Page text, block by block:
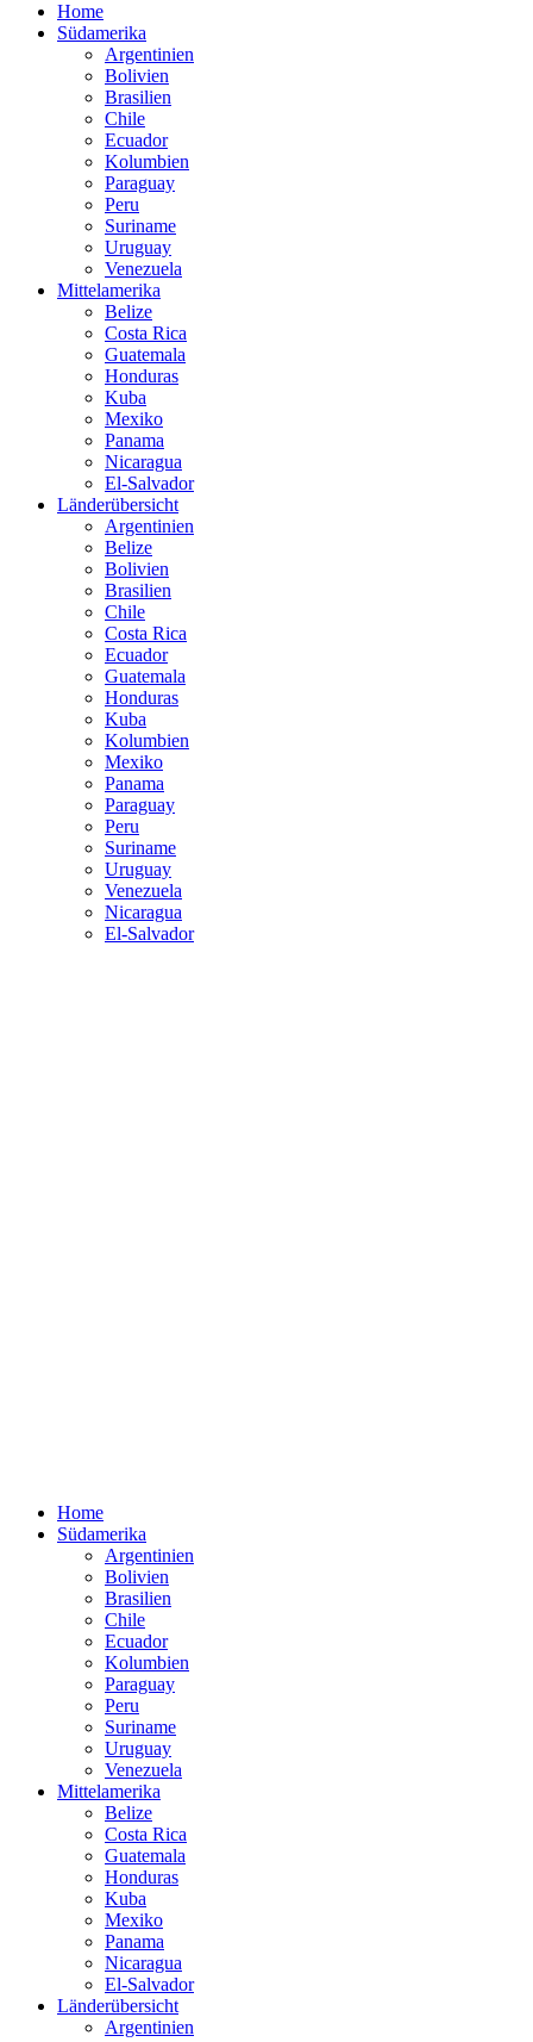
Home
Südamerika
Argentinien
Bolivien
Brasilien
Chile
Ecuador
Kolumbien
Paraguay
Peru
Suriname
Uruguay
Venezuela
Mittelamerika
Belize
Costa Rica
Guatemala
Honduras
Kuba
Mexiko
Panama
Nicaragua
El-Salvador
Länderübersicht
Argentinien
Belize
Bolivien
Brasilien
Chile
Costa Rica
Ecuador
Guatemala
Honduras
Kuba
Kolumbien
Mexiko
Panama
Paraguay
Peru
Suriname
Uruguay
Venezuela
Nicaragua
El-Salvador
Home
Südamerika
Argentinien
Bolivien
Brasilien
Chile
Ecuador
Kolumbien
Paraguay
Peru
Suriname
Uruguay
Venezuela
Mittelamerika
Belize
Costa Rica
Guatemala
Honduras
Kuba
Mexiko
Panama
Nicaragua
El-Salvador
Länderübersicht
Argentinien